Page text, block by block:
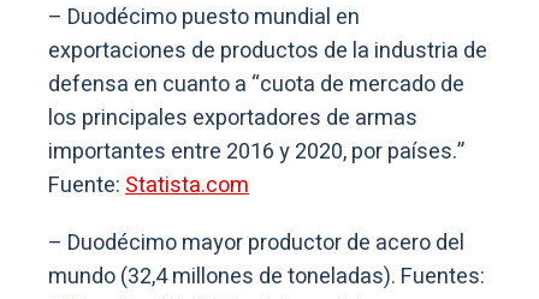
– Duodécimo puesto mundial en
exportaciones de productos de la industria de
defensa en cuanto a “cuota de mercado de
los principales exportadores de armas
importantes entre 2016 y 2020, por países.”
Fuente:Statista.com
– Duodécimo mayor productor de acero del
mundo (32,4 millones de toneladas). Fuentes: